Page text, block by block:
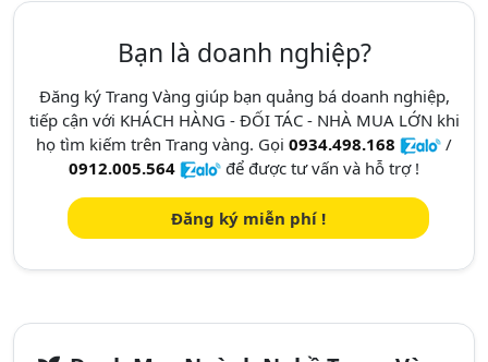
Bạn là doanh nghiệp?
Đăng ký Trang Vàng giúp bạn quảng bá doanh nghiệp,
tiếp cận với KHÁCH HÀNG - ĐỐI TÁC - NHÀ MUA LỚN khi
họ tìm kiếm trên Trang vàng. Gọi 0934.498.168
/
0912.005.564
để được tư vấn và hỗ trợ !
Đăng ký miễn phí !